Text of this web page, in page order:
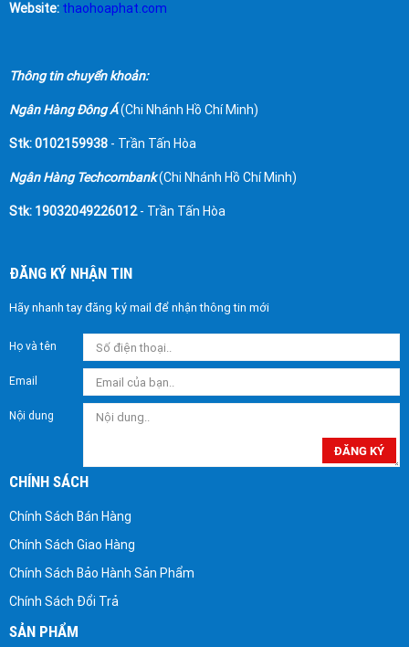
Website: thaohoaphat.com
Thông tin chuyển khoản:
Ngân Hàng Đông Á(Chi Nhánh Hồ Chí Minh)
Stk: 0102159938 - Trần Tấn Hòa
Ngân Hàng Techcombank(Chi Nhánh Hồ Chí Minh)
Stk: 19032049226012- Trần Tấn Hòa
ĐĂNG KÝ NHẬN TIN
Hãy nhanh tay đăng ký mail để nhận thông tin mới
Họ và tên
Email
Nội dung
ĐĂNG KÝ
CHÍNH SÁCH
Chính Sách Bán Hàng
Chính Sách Giao Hàng
Chính Sách Bảo Hành Sản Phẩm
Chính Sách Đổi Trả
SẢN PHẨM